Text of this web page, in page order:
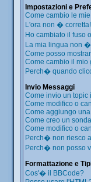
Impostazioni e
Come cambio le
L'ora non � corretta!
Ho cambiato il fuso
La mia lingua non
Come posso
Come cambio il mio
Perch� quando
Invio Messaggi
Come invio un topic
Come modifico o
Come aggiungo
Come creo un
Come modifico o
Perch� non riesco
Perch� non posso
Formattazione e
Cos'� il BBCode?